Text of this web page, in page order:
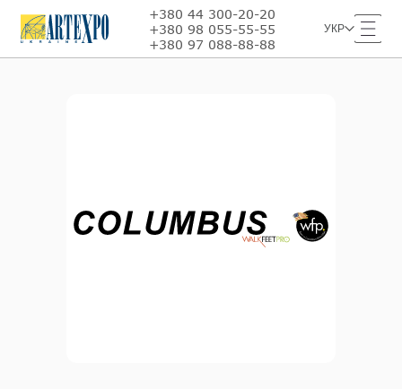
+380 44 300-20-20
+380 98 055-55-55
+380 97 088-88-88
УКР